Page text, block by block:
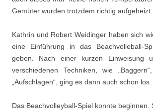
Gemüter wurden trotzdem richtig aufgeheizt.
Kathrin und Robert Weidinger haben sich
eine Einführung in das Beachvolleball-
geben. Nach einer kurzen Einweisung
verschiedenen Techniken, wie
„Aufschlagen“, ging es dann auch schon los.
Das Beachvolleyball-Spiel konnte beginnen.